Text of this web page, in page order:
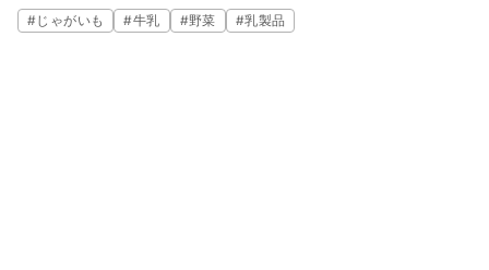
#じゃがいも #牛乳 #野菜 #乳製品